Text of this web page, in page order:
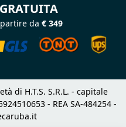
partire da € 349
di H.T.S. S.R.L. - capitale
- REA SA-484254 -